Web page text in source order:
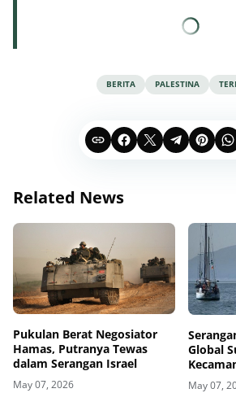
BERITA PALESTINA
Related News
Pukulan Berat Negosiator
Hamas, Putranya Tewas
dalam Serangan Israel
May 07, 2026
Global
Negara
May 07,